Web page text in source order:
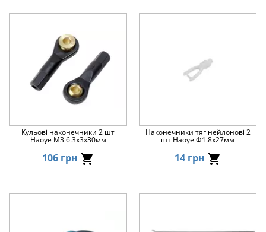
Кульові наконечники 2 шт
Haoye М3 6.3x3x30мм
106 грн
Наконечники тяг нейлонові 2
шт Haoye Φ1.8x27мм
14 грн